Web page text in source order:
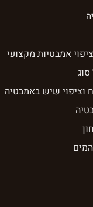
אמבטיות מקצועי
שיש באמבטיה